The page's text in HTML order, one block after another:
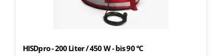
HISDpro - 200 Liter / 450 W - bis 90 °C